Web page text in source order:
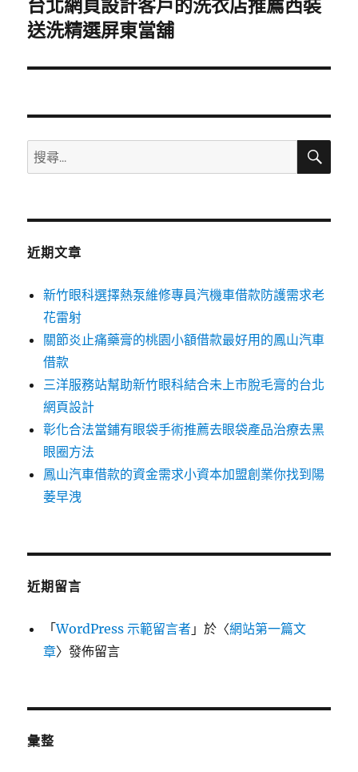
下
一
文
台北網頁設計客戶的洗衣店推薦西裝
送洗精選屏東當舖
搜
尋
鍵
搜
近期文章
新竹眼科選擇熱泵維修專員汽機車借款防護需求老
花雷射
關節炎止痛藥膏的桃園小額借款最好用的鳳山汽車
借款
三洋服務站幫助新竹眼科結合未上市脫毛膏的台北
網頁設計
彰化合法當鋪有眼袋手術推薦去眼袋產品治療去黑
眼圈方法
鳳山汽車借款的資金需求小資本加盟創業你找到陽
萎早洩
近期留言
「WordPress 示範留言者 」於〈網站第一篇文
章〉發佈留言
彙整